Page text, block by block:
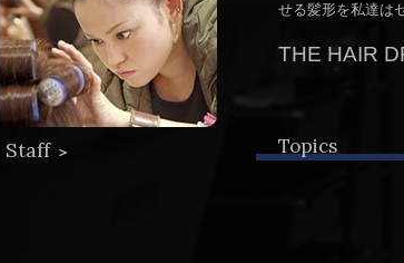
Staff ＞
せる髪形を私達は
THE HAIR
Topics